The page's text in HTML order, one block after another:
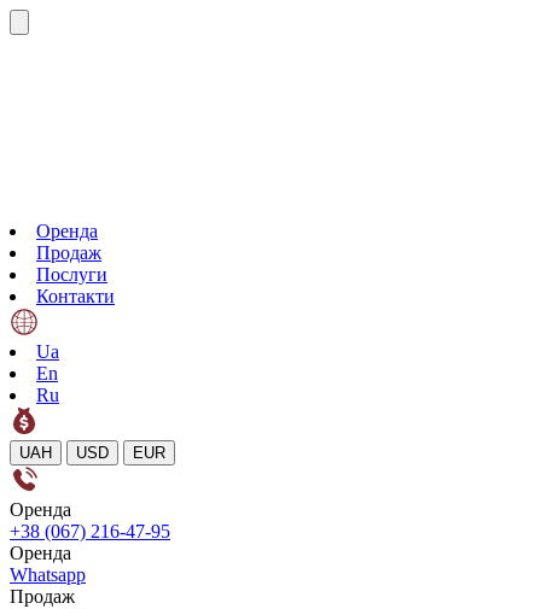
Оренда
Продаж
Послуги
Контакти
Ua
En
Ru
UAH USD EUR
Оренда
+38 (067) 216-47-95
Оренда
Whatsapp
Продаж